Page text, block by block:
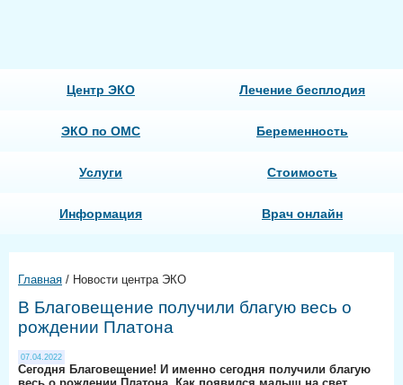
Центр ЭКО Лечение бесплодия
ЭКО по ОМС Беременность
Услуги Стоимость
Информация Врач онлайн
Главная / Новости центра ЭКО
В Благовещение получили благую весь о
рождении Платона
07.04.2022
Сегодня Благовещение! И именно сегодня получили благую